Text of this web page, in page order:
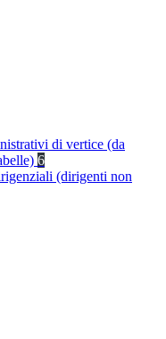
di vertice (da
6
(dirigenti non